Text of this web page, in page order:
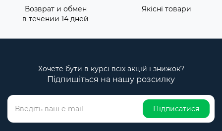
Возврат и обмен
в течении 14 дней
Якісні товари
Хочете бути в курсі всіх акцій і знижок?
Підпишіться на нашу розсилку
Підписатися